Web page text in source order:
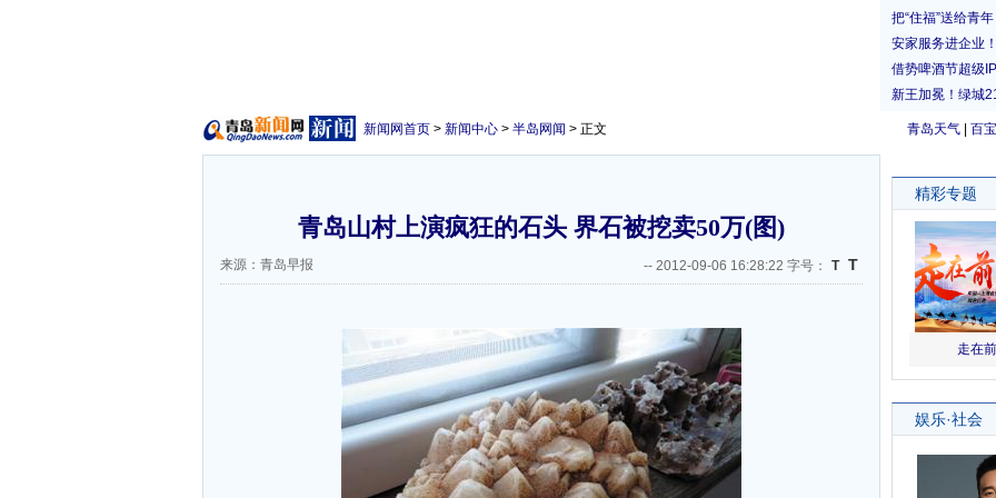
青岛天气 百
新闻网首页 > 新闻中心 > 半岛网闻 > 正文
青岛山村上演疯狂的石头 界石被挖卖50万(图)
来源：青岛早报 -- 2012-09-06 16:28:22 字号： T T